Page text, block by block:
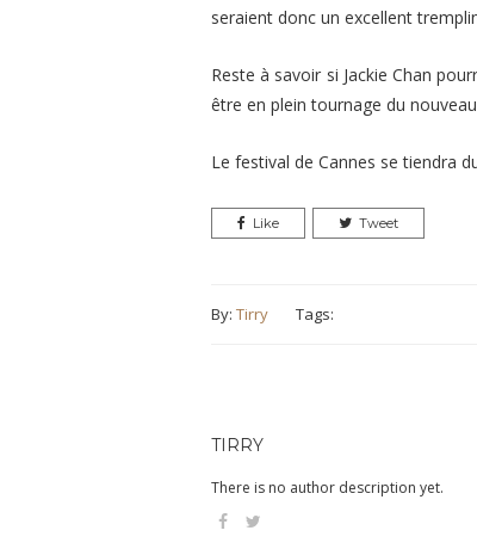
seraient donc un excellent
Reste à savoir si Jackie Chan
être en plein tournage du nouveau
Le festival de Cannes se tiendra
Like Tweet
By: Tirry Tags:
TIRRY
There is no author description yet.